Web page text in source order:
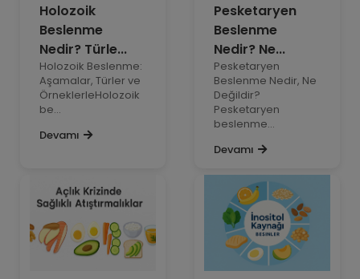
Holozoik
Beslenme
Nedir? Türle...
Holozoik Beslenme:
Aşamalar, Türler ve
ÖrneklerleHolozoik
be...
Devamı
Pesketaryen
Beslenme
Nedir? Ne...
Pesketaryen
Beslenme Nedir, Ne
Değildir?
Pesketaryen
beslenme...
Devamı